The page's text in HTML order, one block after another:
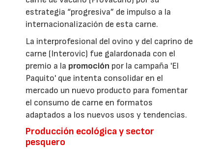
estrategia “progresiva” de impulso a la
internacionalización de esta carne.
La interprofesional del ovino y del caprino de
carne (Interovic) fue galardonada con el
premio a la promoción por la campaña 'El
Paquito' que intenta consolidar en el
mercado un nuevo producto para fomentar
el consumo de carne en formatos
adaptados a los nuevos usos y tendencias.
Producción ecológica y sector
pesquero